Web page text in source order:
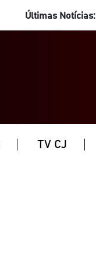
Últimas Notícias:
TV CJ